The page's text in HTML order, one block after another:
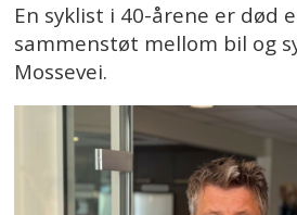
En syklist i 40-årene er død
sammenstøt mellom bil og
Mossevei.